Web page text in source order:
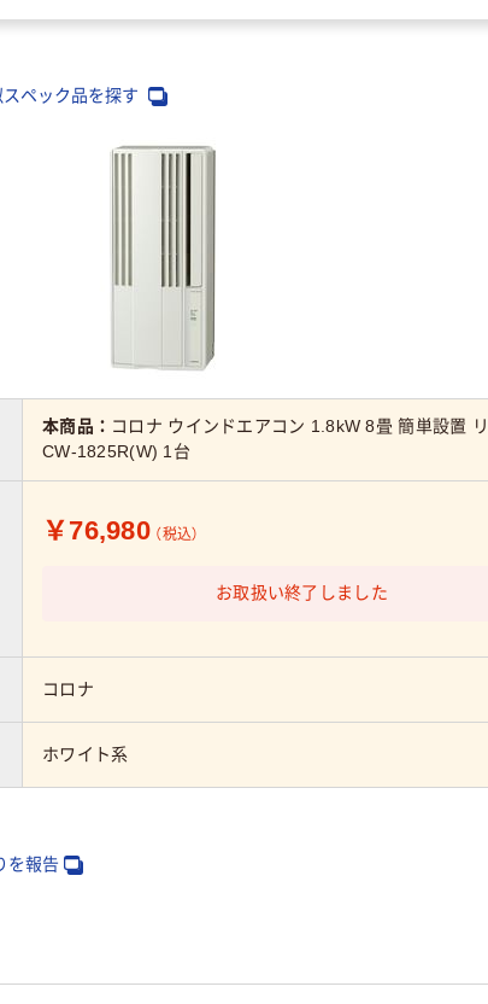
ペック品を探す
本商品： コロナ ウインドエアコン 1.8kW 8畳 簡単設置
CW-1825R(W) 1台
￥76,980 （税込）
お取扱い終了しました
コロナ
ホワイト系
を報告